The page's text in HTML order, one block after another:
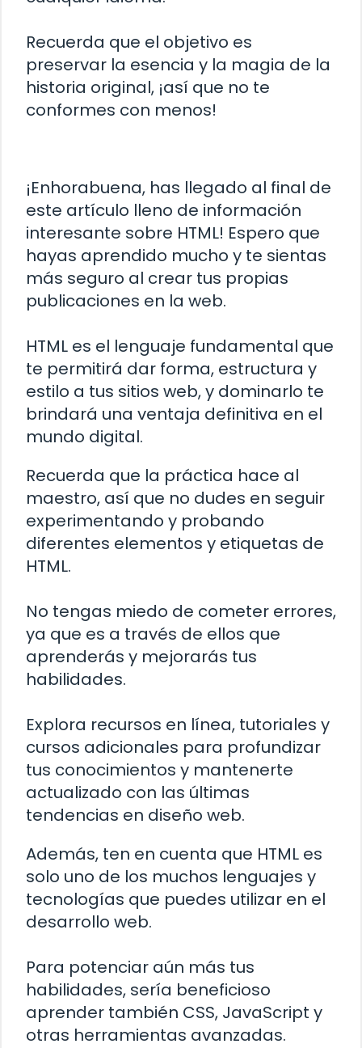
Recuerda que el objetivo es
preservar la esencia y la magia de la
historia original, ¡así que no te
conformes con menos!
¡Enhorabuena, has llegado al final de
este artículo lleno de información
interesante sobre HTML! Espero que
hayas aprendido mucho y te sientas
más seguro al crear tus propias
publicaciones en la web.
HTML es el lenguaje fundamental que
te permitirá dar forma, estructura y
estilo a tus sitios web, y dominarlo te
brindará una ventaja definitiva en el
mundo digital.
Recuerda que la práctica hace al
maestro, así que no dudes en seguir
experimentando y probando
diferentes elementos y etiquetas de
HTML.
No tengas miedo de cometer errores,
ya que es a través de ellos que
aprenderás y mejorarás tus
habilidades.
Explora recursos en línea, tutoriales y
cursos adicionales para profundizar
tus conocimientos y mantenerte
actualizado con las últimas
tendencias en diseño web.
Además, ten en cuenta que HTML es
solo uno de los muchos lenguajes y
tecnologías que puedes utilizar en el
desarrollo web.
Para potenciar aún más tus
habilidades, sería beneficioso
aprender también CSS, JavaScript y
otras herramientas avanzadas.